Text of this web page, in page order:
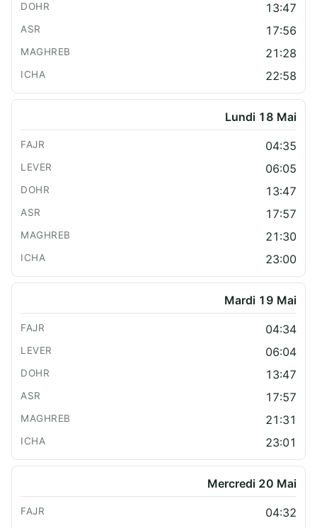
13:47
17:56
21:28
22:58
Lundi 18 Mai
04:35
06:05
13:47
17:57
21:30
23:00
Mardi 19 Mai
04:34
06:04
13:47
17:57
21:31
23:01
Mercredi 20 Mai
04:32